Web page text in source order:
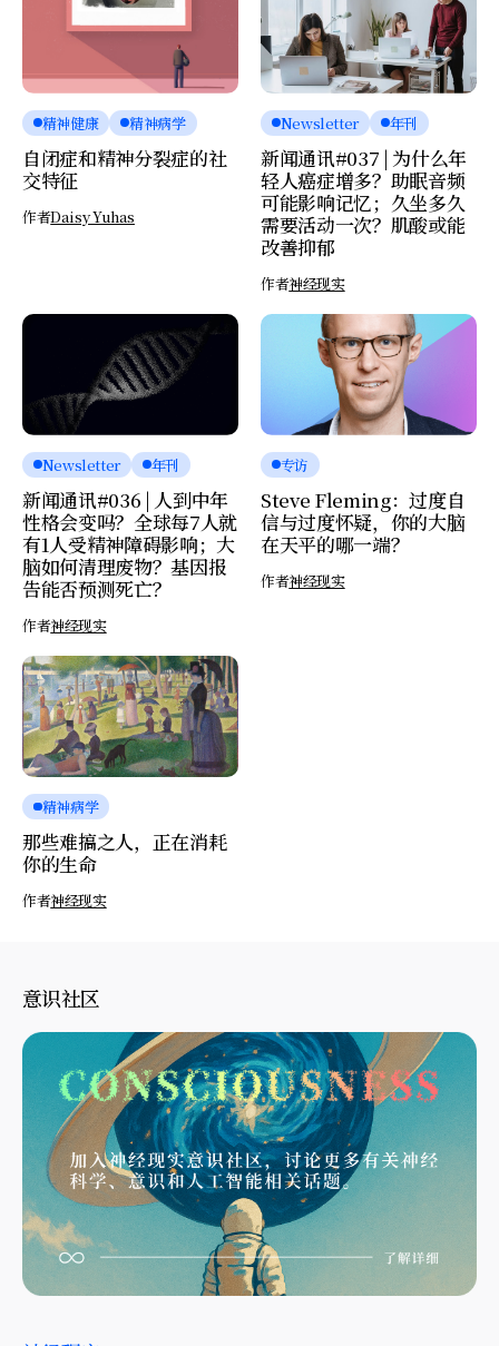
精神健康 精神病学
自闭症和精神分裂症的社
交特征
作者Daisy Yuhas
Newsletter 年刊
新闻通讯#037 | 为什么年
轻人癌症增多？助眠音频
可能影响记忆；久坐多久
需要活动一次？肌酸或能
改善抑郁
作者神经现实
Newsletter 年刊
新闻通讯#036 | 人到中年
性格会变吗？全球每7人就
有1人受精神障碍影响；大
脑如何清理废物？基因报
告能否预测死亡？
作者神经现实
专访
Steve Fleming：过度自
信与过度怀疑，你的大脑
在天平的哪一端？
作者神经现实
精神病学
那些难搞之人，正在消耗
你的生命
作者神经现实
意识社区